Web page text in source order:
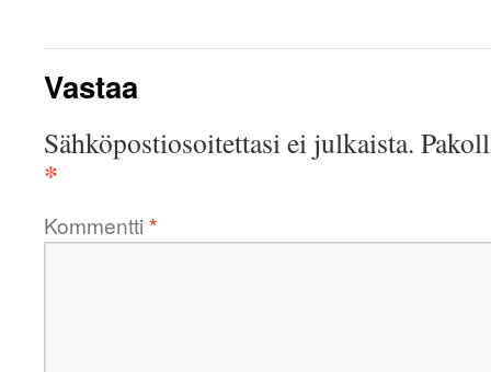
Vastaa
Sähköpostiosoitettasi ei julkaista.
*
Kommentti *